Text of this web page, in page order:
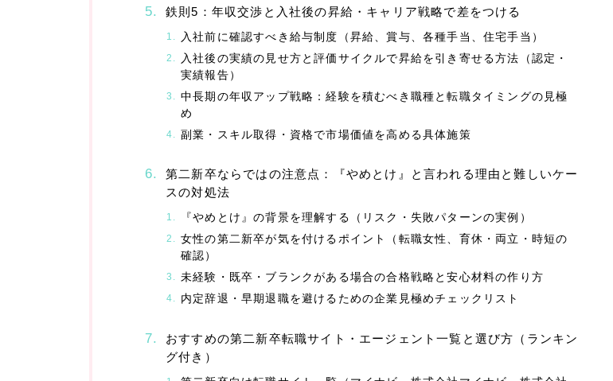
不動産・引越し
物件
引越
利用規約／特定商取引法に基づく表記
鉄則5：年収交渉と入社後の昇給・キャリア戦略で差をつける
入社前に確認すべき給与制度（昇給、賞与、各種手当、住宅手当）
入社後の実績の見せ方と評価サイクルで昇給を引き寄せる方法（認定・
実績報告）
中長期の年収アップ戦略：経験を積むべき職種と転職タイミングの見極
め
副業・スキル取得・資格で市場価値を高める具体施策
第二新卒ならではの注意点：『やめとけ』と言われる理由と難しいケー
スの対処法
『やめとけ』の背景を理解する（リスク・失敗パターンの実例）
女性の第二新卒が気を付けるポイント（転職女性、育休・両立・時短の
確認）
未経験・既卒・ブランクがある場合の合格戦略と安心材料の作り方
内定辞退・早期退職を避けるための企業見極めチェックリスト
おすすめの第二新卒転職サイト・エージェント一覧と選び方（ランキン
グ付き）